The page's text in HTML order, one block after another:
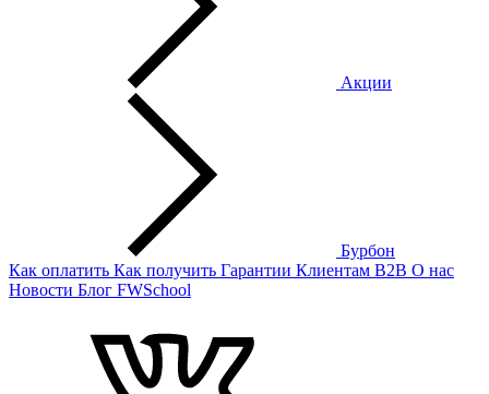
Акции
Бурбон
Как оплатить Как получить Гарантии Клиентам B2B О нас
Новости Блог FWSchool